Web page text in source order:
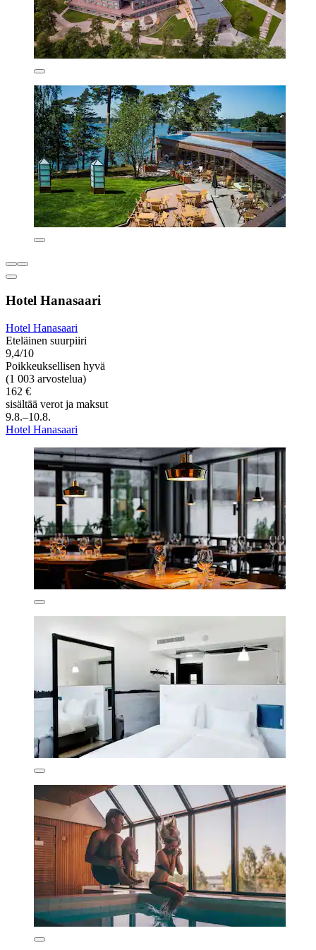
Hotel Hanasaari
Hotel Hanasaari
Eteläinen suurpiiri
9,4/10
Poikkeuksellisen hyvä
(1 003 arvostelua)
162 €
sisältää verot ja maksut
9.8.–10.8.
Hotel Hanasaari